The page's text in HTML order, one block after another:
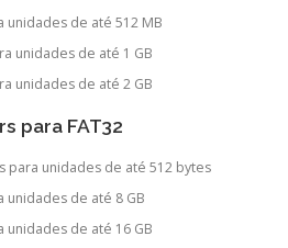
unidades de até 512 MB
unidades de até 1 GB
unidades de até 2 GB
para FAT32
para unidades de até 512 bytes
unidades de até 8 GB
unidades de até 16 GB